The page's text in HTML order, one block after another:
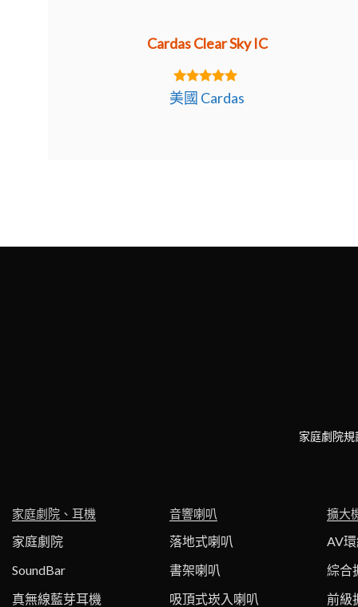
Cardas Clear Sky IC
5.00
out of 5
美國 Cardas
家庭劇院
家庭劇院、耳機
家庭劇院
SoundBar
真無線藍芽耳機
音響喇叭
落地式喇叭
書架喇叭
吸頂式崁入喇叭
擴大
AV
綜合
前級